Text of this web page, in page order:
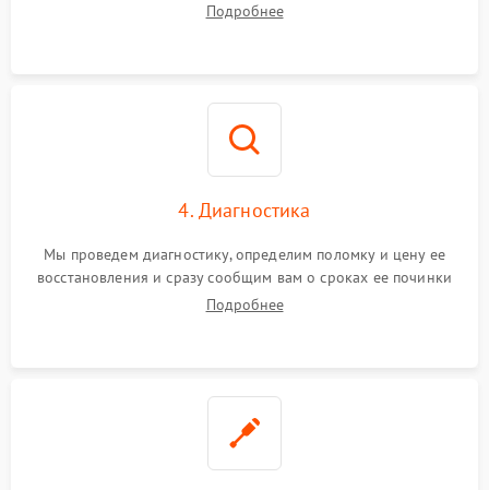
Подробнее
4. Диагностика
Мы проведем диагностику, определим поломку и цену ее
восстановления и сразу сообщим вам о сроках ее починки
Подробнее